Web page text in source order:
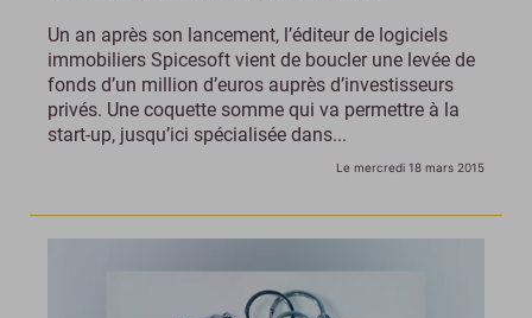
Un an après son lancement, l’éditeur de logiciels
immobiliers Spicesoft vient de boucler une levée de
fonds d’un million d’euros auprès d’investisseurs
privés. Une coquette somme qui va permettre à la
start-up, jusqu’ici spécialisée dans...
Le mercredi 18 mars 2015